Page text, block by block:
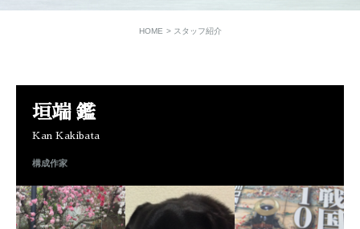
HOME スタッフ紹介
垣端 鑑
Kan Kakibata
構成作家